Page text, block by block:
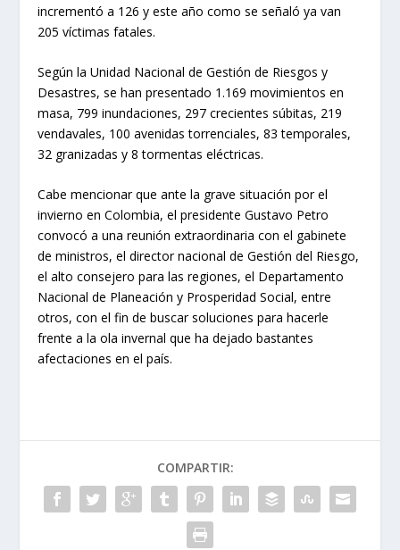
incrementó a 126 y este año como se señaló ya van
205 víctimas fatales.
Según la Unidad Nacional de Gestión de Riesgos y
Desastres, se han presentado 1.169 movimientos en
masa, 799 inundaciones, 297 crecientes súbitas, 219
vendavales, 100 avenidas torrenciales, 83 temporales,
32 granizadas y 8 tormentas eléctricas.
Cabe mencionar que ante la grave situación por el
invierno en Colombia, el presidente Gustavo Petro
convocó a una reunión extraordinaria con el gabinete
de ministros, el director nacional de Gestión del Riesgo,
el alto consejero para las regiones, el Departamento
Nacional de Planeación y Prosperidad Social, entre
otros, con el fin de buscar soluciones para hacerle
frente a la ola invernal que ha dejado bastantes
afectaciones en el país.
COMPARTIR: